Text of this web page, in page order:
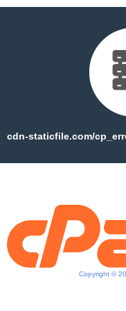
cdn-staticfile.com/
Copyright ©